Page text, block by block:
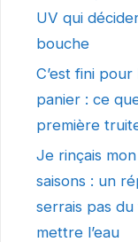
UV qui
bouche
C’est fini
panier : ce
première
Je rinçais
saisons : un
serrais pas
mettre l’eau